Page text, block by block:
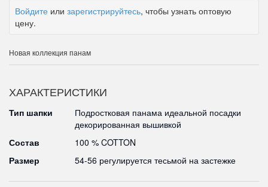
Войдите или зарегистрируйтесь, чтобы узнать оптовую
цену.
Новая коллекция панам
ХАРАКТЕРИСТИКИ
Тип шапки
Подростковая панама идеальной посадки
декорированная вышивкой
Состав
100 % COTTON
Размер
54-56 регулируется тесьмой на застежке